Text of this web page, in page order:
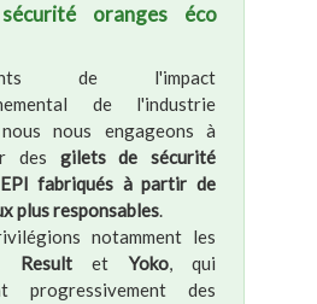
oranges éco
de l'impact
de l'industrie
nous engageons à
des gilets de sécurité
fabriqués à partir de
plus responsables.
notamment les
ResultetYoko, qui
progressivement des